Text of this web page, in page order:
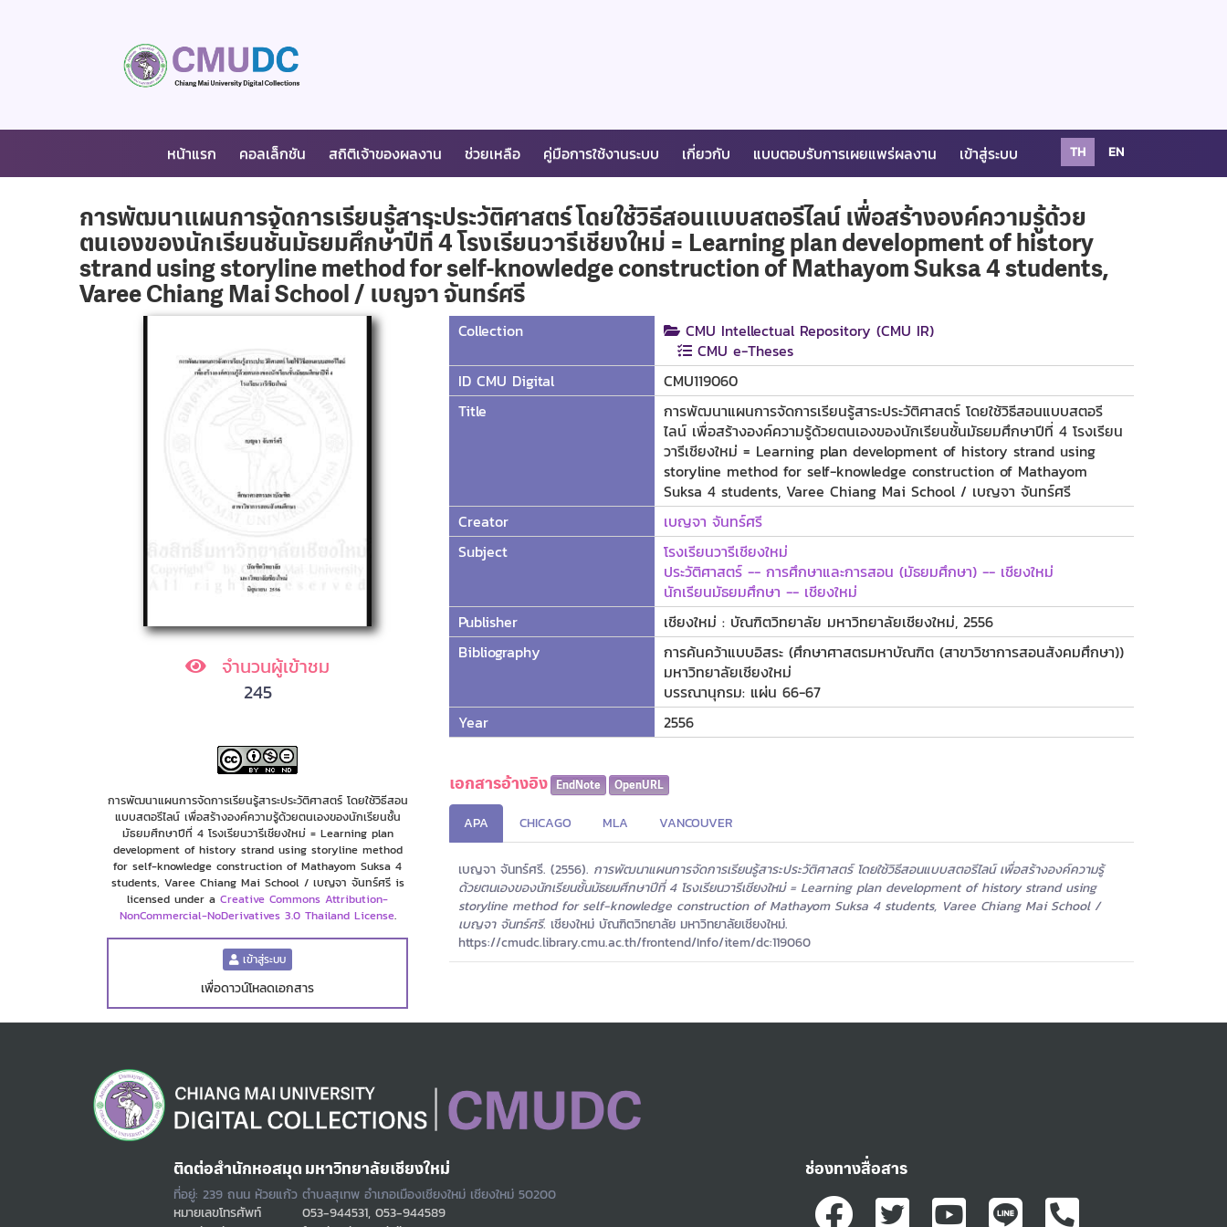
หน้าแรก คอลเล็กชัน สถิติเจ้าของผลงาน ช่วยเหลือ คู่มือการใช้งานระบบ เกี่ยวกับ แบบตอบรับการเผยแพร่ผลงาน เข้าสู่ระบบ TH EN
การพัฒนาแผนการจัดการเรียนรู้สาระประวัติศาสตร์ โดยใช้วิธีสอนแบบสตอรีไลน์ เพื่อสร้างองค์ความรู้ด้วย
ตนเองของนักเรียนชั้นมัธยมศึกษาปีที่ 4 โรงเรียนวารีเชียงใหม่ = Learning plan development of history
strand using storyline method for self-knowledge construction of Mathayom Suksa 4 students,
Varee Chiang Mai School / เบญจา จันทร์ศรี
จำนวนผู้เข้าชม
245
การพัฒนาแผนการจัดการเรียนรู้สาระประวัติศาสตร์ โดยใช้วิธีสอน
แบบสตอรีไลน์ เพื่อสร้างองค์ความรู้ด้วยตนเองของนักเรียนชั้น
มัธยมศึกษาปีที่ 4 โรงเรียนวารีเชียงใหม่ = Learning plan
development of history strand using storyline method
for self-knowledge construction of Mathayom Suksa 4
students, Varee Chiang Mai School / เบญจา จันทร์ศรี is
licensed under a Creative Commons Attribution-
NonCommercial-NoDerivatives 3.0 Thailand License.
เข้าสู่ระบบ
เพื่อดาวน์โหลดเอกสาร
Collection
CMU Intellectual Repository (CMU IR)
CMU e-Theses
ID CMU Digital
CMU119060
Title
การพัฒนาแผนการจัดการเรียนรู้สาระประวัติศาสตร์ โดยใช้วิธีสอนแบบสตอรี
ไลน์ เพื่อสร้างองค์ความรู้ด้วยตนเองของนักเรียนชั้นมัธยมศึกษาปีที่ 4 โรงเรียน
วารีเชียงใหม่ = Learning plan development of history strand using
storyline method for self-knowledge construction of Mathayom
Suksa 4 students, Varee Chiang Mai School / เบญจา จันทร์ศรี
Creator
เบญจา จันทร์ศรี
Subject
โรงเรียนวารีเชียงใหม่
ประวัติศาสตร์ -- การศึกษาและการสอน (มัธยมศึกษา) -- เชียงใหม่
นักเรียนมัธยมศึกษา -- เชียงใหม่
Publisher
เชียงใหม่ : บัณฑิตวิทยาลัย มหาวิทยาลัยเชียงใหม่, 2556
Bibliography
การค้นคว้าแบบอิสระ (ศึกษาศาสตรมหาบัณฑิต (สาขาวิชาการสอนสังคมศึกษา))
มหาวิทยาลัยเชียงใหม่
บรรณานุกรม: แผ่น 66-67
Year
2556
เอกสารอ้างอิง EndNote OpenURL
APA CHICAGO MLA VANCOUVER
เบญจา จันทร์ศรี. (2556). การพัฒนาแผนการจัดการเรียนรู้สาระประวัติศาสตร์ โดยใช้วิธีสอนแบบสตอรีไลน์ เพื่อสร้างองค์ความรู้
ด้วยตนเองของนักเรียนชั้นมัธยมศึกษาปีที่ 4 โรงเรียนวารีเชียงใหม่ = Learning plan development of history strand using
storyline method for self-knowledge construction of Mathayom Suksa 4 students, Varee Chiang Mai School /
เบญจา จันทร์ศรี. เชียงใหม่ บัณฑิตวิทยาลัย มหาวิทยาลัยเชียงใหม่.
https://cmudc.library.cmu.ac.th/frontend/Info/item/dc:119060
ติดต่อสำนักหอสมุด มหาวิทยาลัยเชียงใหม่
ที่อยู่: 239 ถนน ห้วยแก้ว ตำบลสุเทพ อำเภอเมืองเชียงใหม่ เชียงใหม่ 50200
หมายเลขโทรศัพท์ 053-944531, 053-944589
ช่องทางสื่อสาร